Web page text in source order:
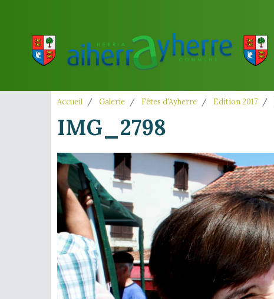
Accueil Galerie Fêtes d'Ayherre Edition 2017
IMG_2798